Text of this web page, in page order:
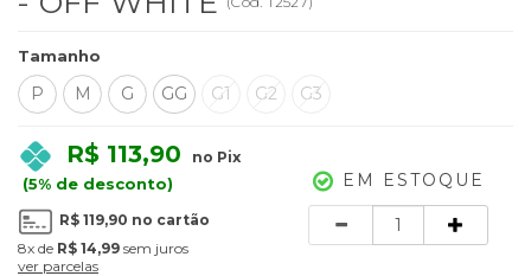
Tamanho
P M G GG G1 G2 G3
R$ 113,90 no Pix
(5% de desconto)
R$ 119,90 no cartão
8x de R$ 14,99 sem juros
ver parcelas
EM ESTOQUE